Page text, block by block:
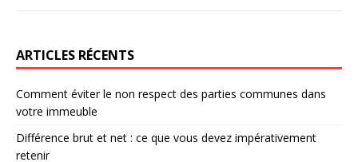
ARTICLES RÉCENTS
Comment éviter le non respect des parties communes dans
votre immeuble
Différence brut et net : ce que vous devez impérativement
retenir